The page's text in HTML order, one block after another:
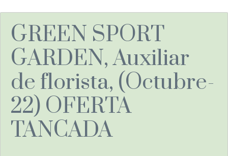
GREEN SPORT
GARDEN, Auxiliar
de florista, (Octubre-
22) OFERTA
TANCADA